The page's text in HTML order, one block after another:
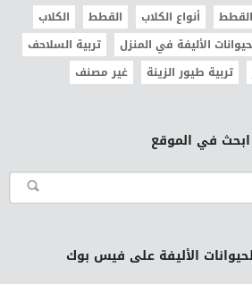
القطط أنواع الكلاب القطط
الكلاب
الأليفة في المنزل
تربية السلاحف
تربية طيور الزينة غير مصنف
ابحث في الموقع
الأليفة على فيس بوك